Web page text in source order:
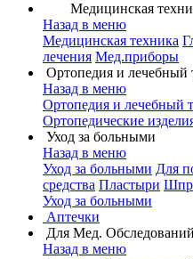
Медицинская
Назад в меню
Медицинская техника
лечения Мед.приборы
Ортопедия и лечебный
Назад в меню
Ортопедия и лечебный
Ортопедические
Уход за больными
Назад в меню
Уход за больными Для
средства Пластыри
Уход за больными
Аптечки
Для Мед. Обследований
Назад в меню